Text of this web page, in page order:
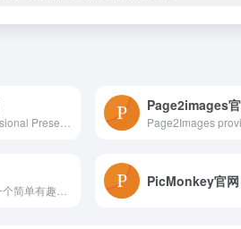
Page2images
PicMonkey官网